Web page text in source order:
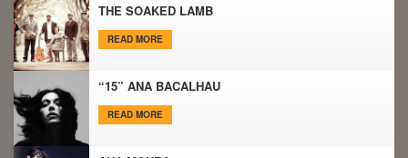
THE SOAKED LAMB
READ MORE
“15” ANA BACALHAU
READ MORE